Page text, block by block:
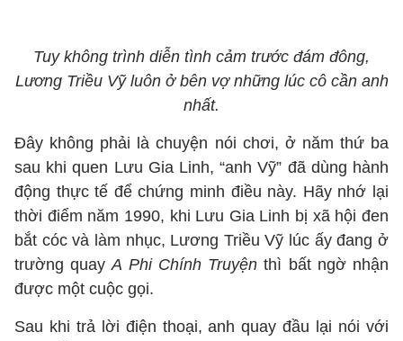
Tuy không trình diễn tình cảm trước đám đông,
Lương Triều Vỹ luôn ở bên vợ những lúc cô cần anh
nhất.
Đây không phải là chuyện nói chơi, ở năm thứ ba
sau khi quen Lưu Gia Linh, “anh Vỹ” đã dùng hành
động thực tế để chứng minh điều này. Hãy nhớ lại
thời điểm năm 1990, khi Lưu Gia Linh bị xã hội đen
bắt cóc và làm nhục, Lương Triều Vỹ lúc ấy đang ở
trường quayA Phi Chính Truyện thì bất ngờ nhận
được một cuộc gọi.
Sau khi trả lời điện thoại, anh quay đầu lại nói với